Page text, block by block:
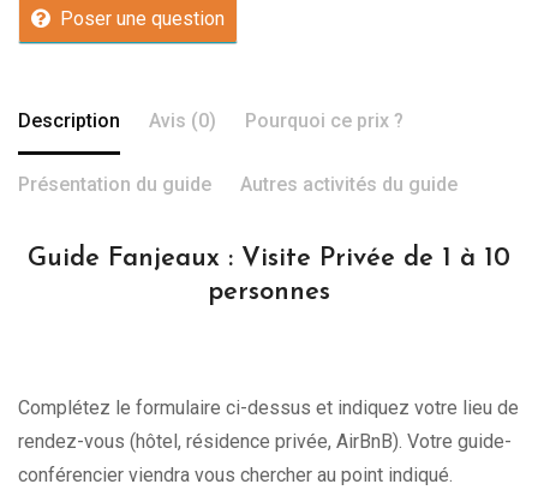
Poser une question
Description Avis (0) Pourquoi ce prix ?
Présentation du guide Autres activités du guide
Guide Fanjeaux : Visite Privée de 1 à 10
personnes
Complétez le formulaire ci-dessus et indiquez votre lieu de
rendez-vous (hôtel, résidence privée, AirBnB). Votre guide-
conférencier viendra vous chercher au point indiqué.